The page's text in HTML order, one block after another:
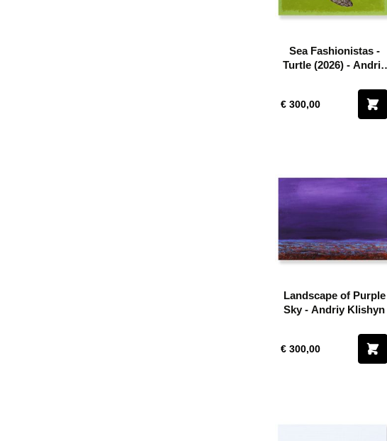
Sea Fashionistas -
Turtle (2026) - Andriy
€ 300,00
Landscape of Purple
Sky - Andriy Klishyn
€ 300,00